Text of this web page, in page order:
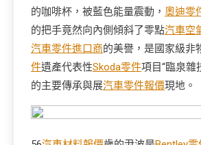
的咖啡杯，被藍色能量震動， 奧迪零
的把手竟然向內側傾斜了零點汽車空
汽車零件進口商的美譽，是國家級非
件遺產代表性Skoda零件項目“臨泉雜
的主要傳承與展汽車零件報價現地。